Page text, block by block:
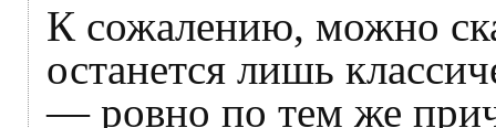
К сожалению, можно
останется лишь
— ровно по тем же